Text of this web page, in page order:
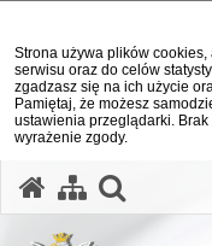
Strona używa plików cookies,
serwisu oraz do celów
zgadzasz się na ich użycie
Pamiętaj, że możesz
ustawienia przeglądarki.
wyrażenie zgody.